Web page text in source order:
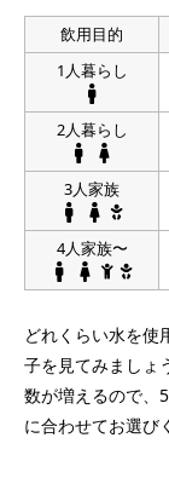
飲用目的
1人暮らし
2人暮らし
3人家族
4人家族〜
どれくらい水を使
子を見てみましょ
数が増えるので、
に合わせてお選び